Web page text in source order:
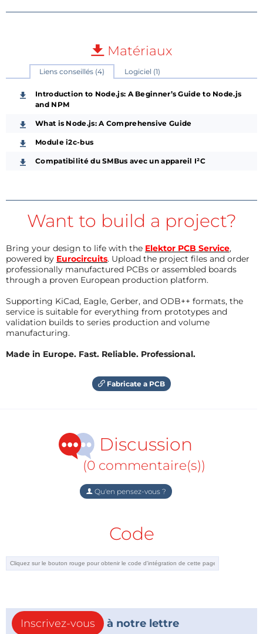
Matériaux
Liens conseillés (4) Logiciel (1)
Introduction to Node.js: A Beginner’s Guide to Node.js
and NPM
What is Node.js: A Comprehensive Guide
Module i2c-bus
Compatibilité du SMBus avec un appareil I²C
Want to build a project?
Bring your design to life with the Elektor PCB Service,
powered by Eurocircuits. Upload the project files and order
professionally manufactured PCBs or assembled boards
through a proven European production platform.
Supporting KiCad, Eagle, Gerber, and ODB++ formats, the
service is suitable for everything from prototypes and
validation builds to series production and volume
manufacturing.
Made in Europe. Fast. Reliable. Professional.
Fabricate a PCB
Discussion
(0 commentaire(s))
Qu'en pensez-vous ?
Code
Inscrivez-vous
à notre lettre